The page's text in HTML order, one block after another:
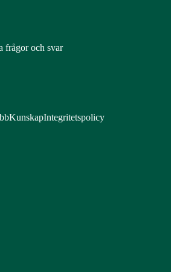
frågor och svar
KunskapIntegritetspolicy